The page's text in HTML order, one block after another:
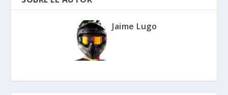
Jaime Lugo